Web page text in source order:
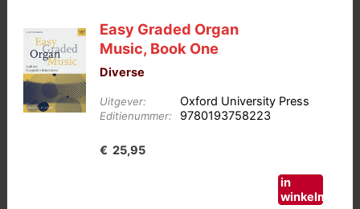
Easy Graded Organ
Music, Book One
Diverse
Uitgever: Oxford University Press
Editienummer: 9780193758223
€ 25,95
in
winkelmand